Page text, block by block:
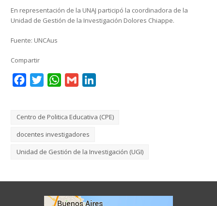
En representación de la UNAJ participó la coordinadora de la
Unidad de Gestión de la Investigación Dolores Chiappe.
Fuente: UNCAus
Compartir
FacebookTwitterWhatsApp
Gmail
Centro de Politica Educativa (CPE)
docentes investigadores
Unidad de Gestión de la Investigación (UGI)